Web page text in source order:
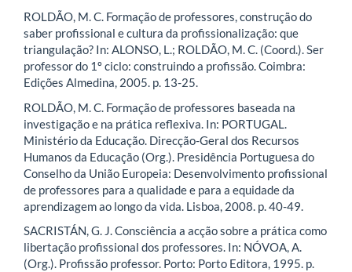
ROLDÃO, M. C. Formação de professores, construção do
saber profissional e cultura da profissionalização: que
triangulação? In: ALONSO, L.; ROLDÃO, M. C. (Coord.). Ser
professor do 1º ciclo: construindo a profissão. Coimbra:
Edições Almedina, 2005. p. 13-25.
ROLDÃO, M. C. Formação de professores baseada na
investigação e na prática reflexiva. In: PORTUGAL.
Ministério da Educação. Direcção-Geral dos Recursos
Humanos da Educação (Org.). Presidência Portuguesa do
Conselho da União Europeia: Desenvolvimento profissional
de professores para a qualidade e para a equidade da
aprendizagem ao longo da vida. Lisboa, 2008. p. 40-49.
SACRISTÁN, G. J. Consciência a acção sobre a prática como
libertação profissional dos professores. In: NÓVOA, A.
(Org.). Profissão professor. Porto: Porto Editora, 1995. p.